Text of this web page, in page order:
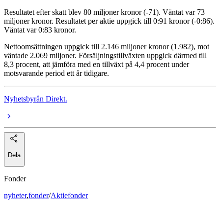
Resultatet efter skatt blev 80 miljoner kronor (-71). Väntat var 73
miljoner kronor. Resultatet per aktie uppgick till 0:91 kronor (-0:86).
Väntat var 0:83 kronor.
Nettoomsättningen uppgick till 2.146 miljoner kronor (1.982), mot
väntade 2.069 miljoner. Försäljningstillväxten uppgick därmed till
8,3 procent, att jämföra med en tillväxt på 4,4 procent under
motsvarande period ett år tidigare.
Nyhetsbyrån Direkt.
Dela
Fonder
nyheter,fonder/Aktiefonder